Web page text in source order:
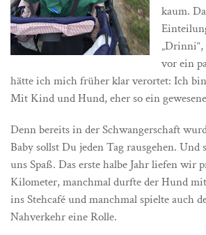
kaum.
vor ein
hätte ich mich früher klar verortet: Ich
Mit Kind und Hund, eher so ein
Denn bereits in der Schwangerschaft
Baby sollst Du jeden Tag rausgehen. Und
uns Spaß. Das erste halbe Jahr liefen wir
Kilometer, manchmal durfte der Hund
ins Stehcafé und manchmal spielte auch
Nahverkehr eine Rolle.